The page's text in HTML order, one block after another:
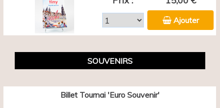
Ajouter
SOUVENIRS
Billet Tournai 'Euro Souvenir'